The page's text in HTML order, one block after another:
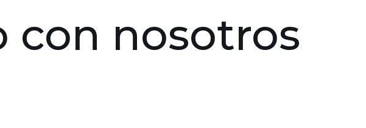
con nosotros